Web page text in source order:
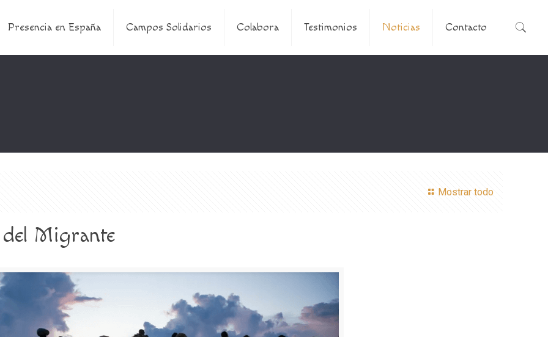
Presencia en España Campos Solidarios Colabora Testimonios Noticias Contacto
Mostrar todo
Migrante